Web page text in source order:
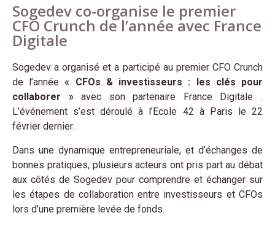
Sogedev co-organise le premier
CFO Crunch de l’année avec France
Digitale
Sogedev a organisé et a participé au premier CFO Crunch
de l’année« CFOs & investisseurs : les clés pour
collaborer »avec son partenaire
France Digitale .
L’événement s’est déroulé à l’Ecole 42 à Paris le 22
février dernier.
Dans une dynamique entrepreneuriale, et d’échanges de
bonnes pratiques, plusieurs acteurs ont pris part au débat
aux côtés de Sogedev pour comprendre et échanger sur
les étapes de collaboration entre investisseurs et CFOs
lors d’une première levée de fonds.